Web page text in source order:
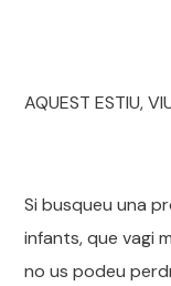
AQUEST ESTIU,
Si busqueu una
infants, que vagi
no us podeu